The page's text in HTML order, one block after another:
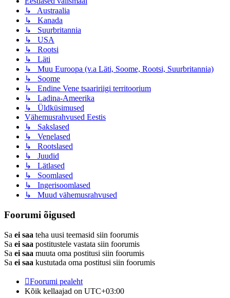
↳ Austraalia
↳ Kanada
↳ Suurbritannia
↳ USA
↳ Rootsi
↳ Läti
↳ Muu Euroopa (v.a Läti, Soome, Rootsi, Suurbritannia)
↳ Soome
↳ Endine Vene tsaaririigi territoorium
↳ Ladina-Ameerika
↳ Üldküsimused
Vähemusrahvused Eestis
↳ Sakslased
↳ Venelased
↳ Rootslased
↳ Juudid
↳ Lätlased
↳ Soomlased
↳ Ingerisoomlased
↳ Muud vähemusrahvused
Foorumi õigused
Sa ei saa teha uusi teemasid siin foorumis
Sa ei saa postitustele vastata siin foorumis
Sa ei saa muuta oma postitusi siin foorumis
Sa ei saa kustutada oma postitusi siin foorumis
Foorumi pealeht
Kõik kellaajad on UTC+03:00